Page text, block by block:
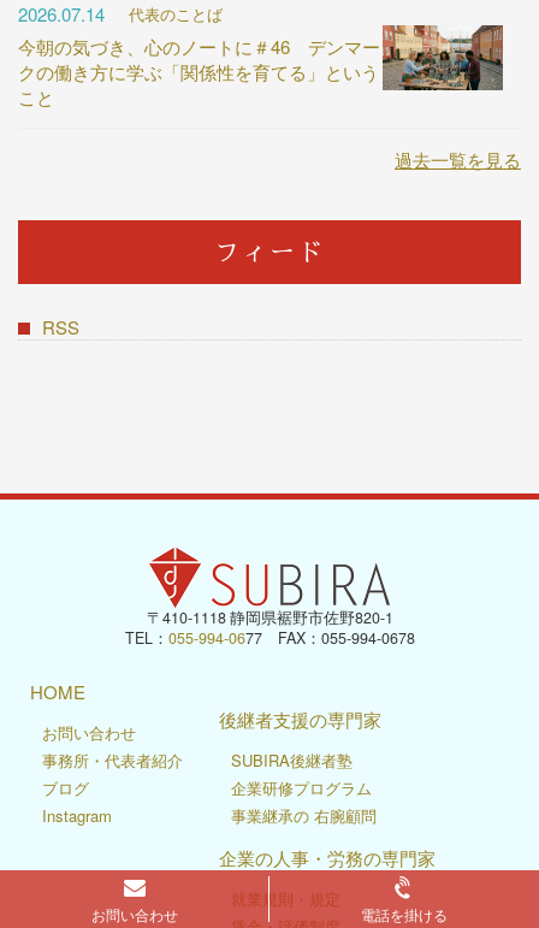
2026.07.14 代表のことば
今朝の気づき、心のノートに＃46 デンマー
クの働き方に学ぶ「関係性を育てる」という
こと
過去一覧を見る
フィード
RSS
お問い合わせ 電話を掛ける
〒410-1118 静岡県裾野市佐野820-1
TEL： 055-994-0677 FAX：055-994-0678
HOME
お問い合わせ
事務所・代表者紹介
ブログ
Instagram
後継者支援の専門家
SUBIRA後継者塾
企業研修プログラム
事業継承の 右腕顧問
企業の人事・労務の専門家
就業規則・規定